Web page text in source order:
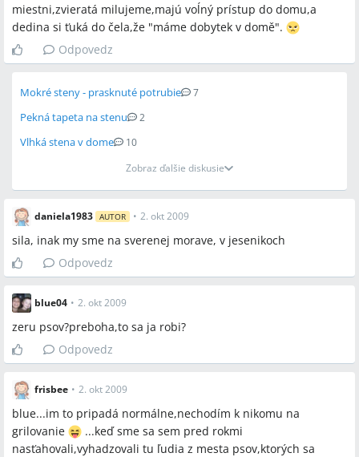
miestni,zvieratá milujeme,majú voĺný prístup do domu,a
dedina si ťuká do čela,že "máme dobytek v domě".
Odpovedz
Mokré steny - prasknuté potrubie 7
Pekná tapeta na stenu 2
Vlhká stena v dome
10
Zobraz ďalšie diskusie
daniela1983 AUTOR • 2. okt 2009
sila, inak my sme na sverenej morave, v jesenikoch
Odpovedz
blue04 • 2. okt 2009
zeru psov?preboha,to sa ja robi?
Odpovedz
frisbee • 2. okt 2009
blue...im to pripadá normálne,nechodím k nikomu na
grilovanie
...keď sme sa sem pred rokmi
nasťahovali,vyhadzovali tu ľudia z mesta psov,ktorých sa